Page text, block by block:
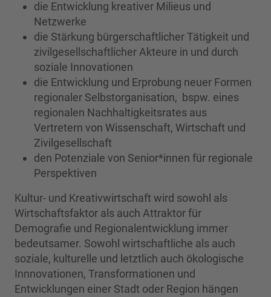
die Entwicklung kreativer Milieus und
Netzwerke
die Stärkung bürgerschaftlicher Tätigkeit und
zivilgesellschaftlicher Akteure in und durch
soziale Innovationen
die Entwicklung und Erprobung neuer Formen
regionaler Selbstorganisation, bspw. eines
regionalen Nachhaltigkeitsrates aus
Vertretern von Wissenschaft, Wirtschaft und
Zivilgesellschaft
den Potenziale von Senior*innen für regionale
Perspektiven
Kultur- und Kreativwirtschaft wird sowohl als
Wirtschaftsfaktor als auch Attraktor für
Demografie und Regionalentwicklung immer
bedeutsamer. Sowohl wirtschaftliche als auch
soziale, kulturelle und letztlich auch ökologische
Innnovationen, Transformationen und
Entwicklungen einer Stadt oder Region hängen